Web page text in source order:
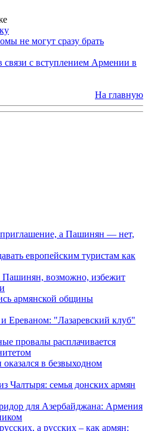
не могут сразу брать
связи с вступлением Армении в
На главную
а Пашинян — нет,
европейским туристам как
Пашинян, возможно, избежит
армянской общины
Ереваном: "Лазаревский клуб"
провалы расплачивается
в безвыходном
Чалтыря: семья донских армян
для Азербайджана: Армения
а русских – как армян: